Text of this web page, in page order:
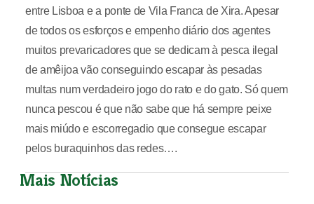
entre Lisboa e a ponte de Vila Franca de Xira. Apesar
de todos os esforços e empenho diário dos agentes
muitos prevaricadores que se dedicam à pesca ilegal
de amêijoa vão conseguindo escapar às pesadas
multas num verdadeiro jogo do rato e do gato. Só quem
nunca pescou é que não sabe que há sempre peixe
mais miúdo e escorregadio que consegue escapar
pelos buraquinhos das redes….
Mais Notícias